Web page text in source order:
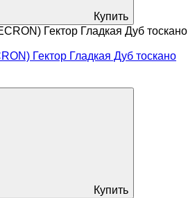
Купить
Гектор Гладкая Дуб тоскано
Купить